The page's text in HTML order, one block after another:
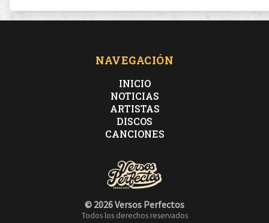
NAVEGACIÓN
INICIO
NOTICIAS
ARTISTAS
DISCOS
CANCIONES
© 2026 Versos Perfectos
Todos los derechos reservados